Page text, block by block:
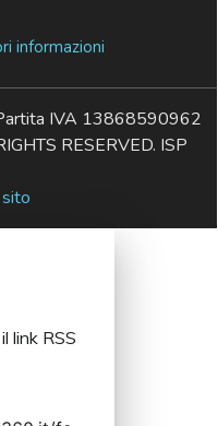
informazioni
IVA 13868590962
RESERVED. ISP
link RSS